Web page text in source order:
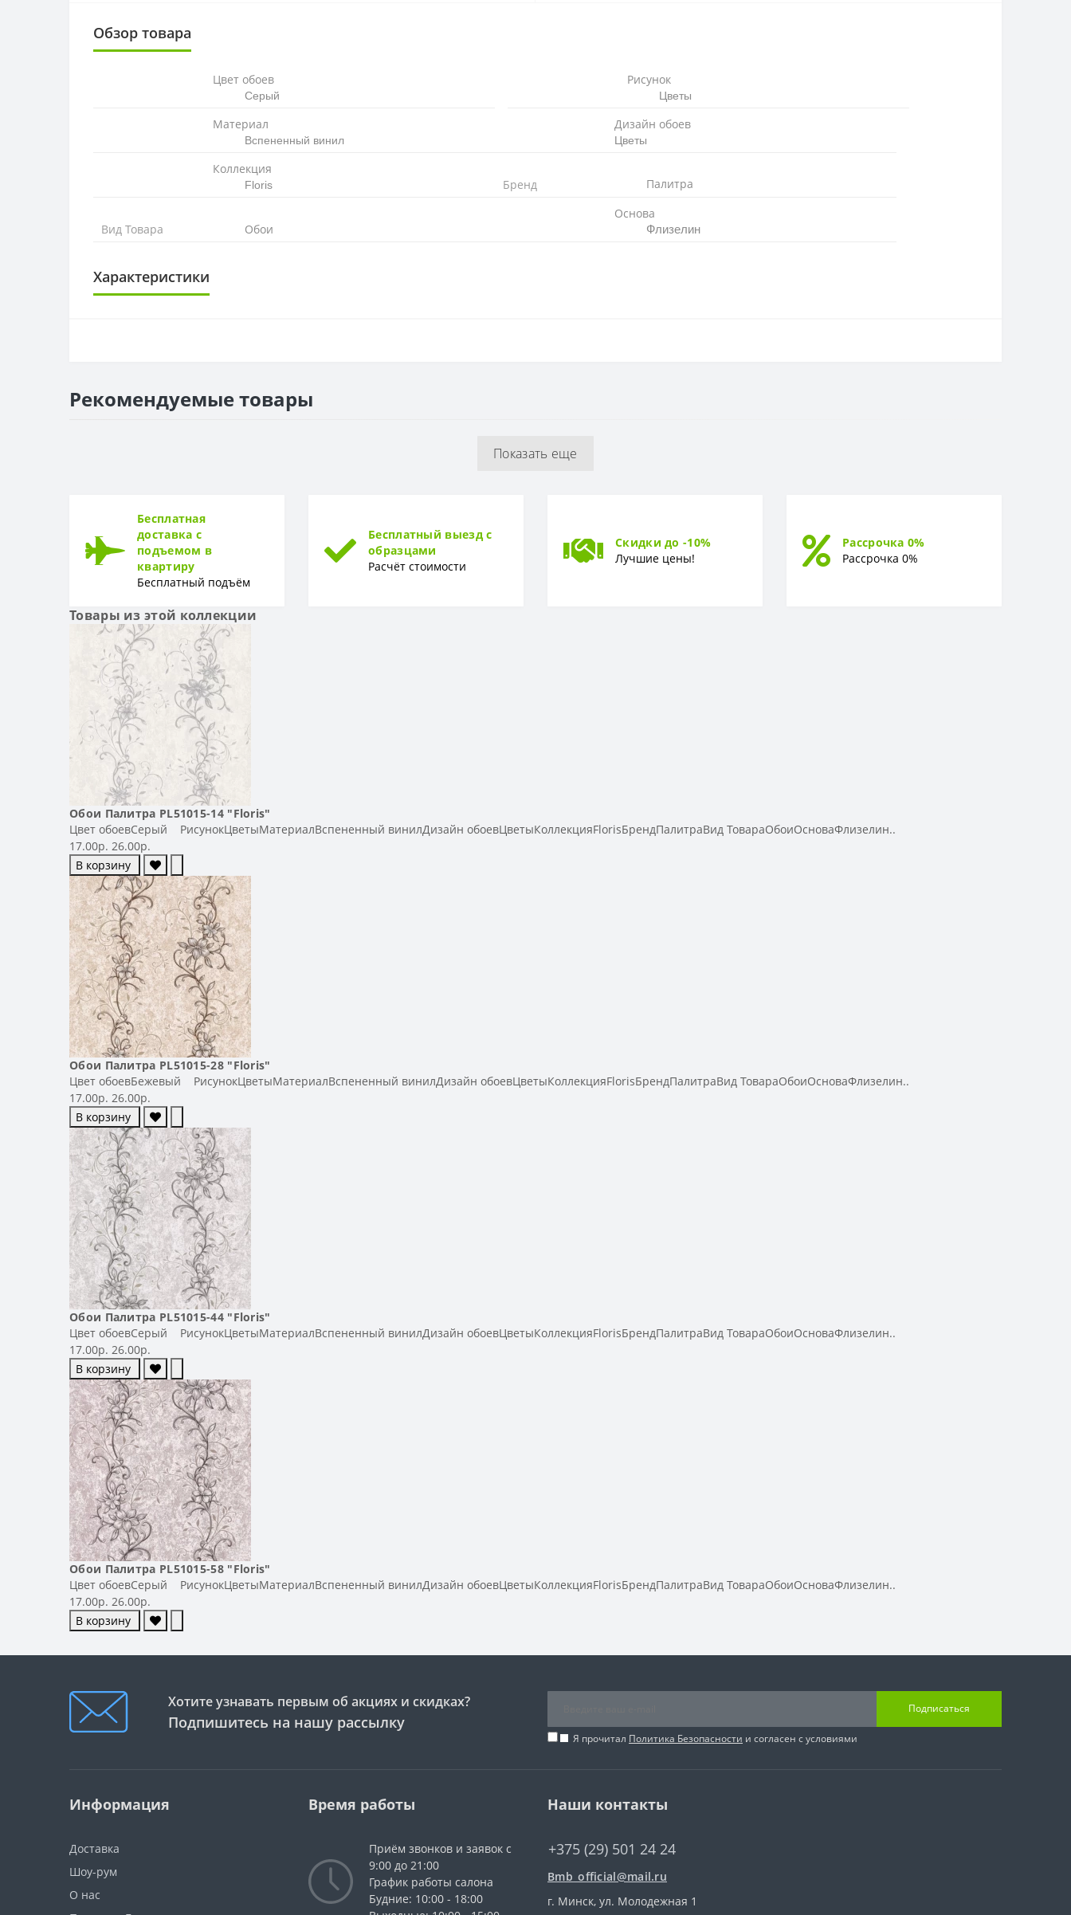
Обзор товара
Цвет обоев
Серый
Рисунок
Цветы
Материал
Вспененный винил
Дизайн обоев
Цветы
Коллекция
Floris Бренд Палитра
Вид Товара Обои
Основа
Флизелин
Характеристики
Раппорт
0,53 x 10,05 м
Рекомендуемые товары
Показать еще
Бесплатная
доставка с
подъемом в
квартиру
Бесплатный подъём
Бесплатный выезд с
образцами
Расчёт стоимости
Скидки до -10%
Лучшие цены!
Рассрочка 0%
Рассрочка 0%
Товары из этой коллекции
Обои Палитра PL51015-14 "Floris"
Цвет обоевСерый РисунокЦветыМатериалВспененный винилДизайн обоевЦветыКоллекцияFlorisБрендПалитраВид ТовараОбоиОсноваФлизелин..
17.00р. 26.00р.
В корзину
Обои Палитра PL51015-28 "Floris"
Цвет обоевБежевый РисунокЦветыМатериалВспененный винилДизайн обоевЦветыКоллекцияFlorisБрендПалитраВид ТовараОбоиОсноваФлизелин..
17.00р. 26.00р.
В корзину
Обои Палитра PL51015-44 "Floris"
Цвет обоевСерый РисунокЦветыМатериалВспененный винилДизайн обоевЦветыКоллекцияFlorisБрендПалитраВид ТовараОбоиОсноваФлизелин..
17.00р. 26.00р.
В корзину
Обои Палитра PL51015-58 "Floris"
Цвет обоевСерый РисунокЦветыМатериалВспененный винилДизайн обоевЦветыКоллекцияFlorisБрендПалитраВид ТовараОбоиОсноваФлизелин..
17.00р. 26.00р.
В корзину
Хотите узнавать первым об акциях и скидках?
Подпишитесь на нашу рассылку
Подписаться
Я прочитал Политика Безопасности и согласен с условиями
Информация
Доставка
Шоу-рум
О нас
Время работы
Приём звонков и заявок с
9:00 до 21:00
График работы салона
Будние: 10:00 - 18:00
Наши контакты
+375 (29) 501 24 24
Bmb_official@mail.ru
г. Минск, ул. Молодежная 1